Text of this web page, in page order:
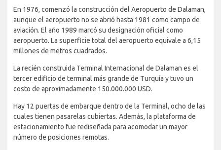
En 1976, comenzó la construcción del Aeropuerto de Dalaman,
aunque el aeropuerto no se abrió hasta 1981 como campo de
aviación. El año 1989 marcó su designación oficial como
aeropuerto. La superficie total del aeropuerto equivale a 6,15
millones de metros cuadrados.
La recién construida Terminal Internacional de Dalaman es el
tercer edificio de terminal más grande de Turquía y tuvo un
costo de aproximadamente 150.000.000 USD.
Hay 12 puertas de embarque dentro de la Terminal, ocho de las
cuales tienen pasarelas cubiertas. Además, la plataforma de
estacionamiento fue rediseñada para acomodar un mayor
número de posiciones remotas.